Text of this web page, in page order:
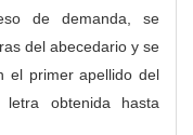
de demanda, se
del abecedario y se
el primer apellido del
obtenida hasta